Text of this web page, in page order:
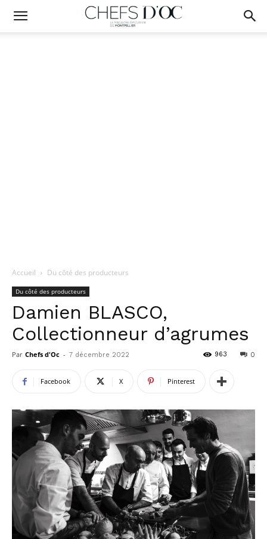
Accueil Du côté des producteurs
Du côté des producteurs
Damien BLASCO,
Collectionneur d’agrumes
Par Chefs d'Oc - 7 décembre 2022 0
963
Facebook X Pinterest